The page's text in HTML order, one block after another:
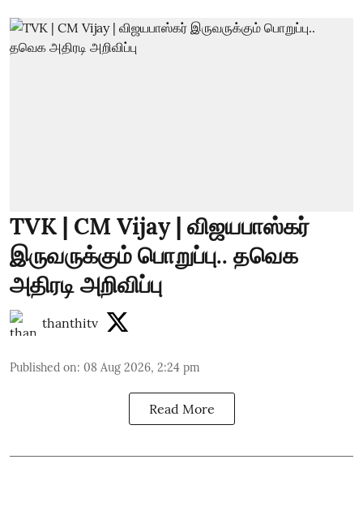
TVK | CM Vijay | விஜயபாஸ்கர்
இருவருக்கும் பொறுப்பு.. தவெக
அதிரடி அறிவிப்பு
thanthitv
Published on: 08 Aug 2026, 2:24 pm
Read More